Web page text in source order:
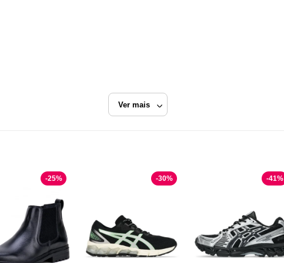
Mr. Gutt
Razão Social
MR GUTT INDUSTRIA E COMERCIO DE CALCADOS
Ver mais
-25% -30% -41%